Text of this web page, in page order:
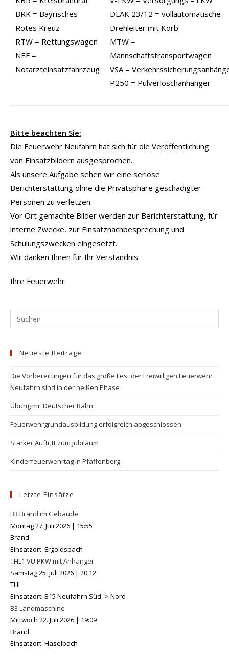
BRK = Bayrisches
Rotes Kreuz
RTW = Rettungswagen
NEF =
Notarzteinsatzfahrzeug
DLAK 23/12 = vollautomatische
Drehleiter mit Korb
MTW =
Mannschaftstransportwagen
VSA =
P250 = Pulverlöschanhänger
Bitte beachten Sie:
Die Feuerwehr Neufahrn hat sich für die Veröffentlichung
von Einsatzbildern ausgesprochen.
Als unsere Aufgabe sehen wir eine seriöse
Berichterstattung ohne die Privatsphäre geschädigter
Personen zu verletzen.
Vor Ort gemachte Bilder werden zur Berichterstattung, für
interne Zwecke, zur Einsatznachbesprechung und
Schulungszwecken eingesetzt.
Wir danken Ihnen für Ihr Verständnis.
Ihre Feuerwehr
Neueste Beiträge
Die Vorbereitungen für das große Fest der Freiwilligen Feuerwehr
Neufahrn sind in der heißen Phase
Übung mit Deutscher Bahn
Feuerwehrgrundausbildung erfolgreich abgeschlossen
Starker Auftritt zum Jubiläum
Kinderfeuerwehrtag in Pfaffenberg
Letzte Einsätze
B3 Brand im Gebäude
Montag 27. Juli 2026 | 15:55
Brand
Einsatzort: Ergoldsbach
THL1 VU PKW mit Anhänger
Samstag 25. Juli 2026 | 20:12
THL
Einsatzort: B15 Neufahrn Süd -> Nord
B3 Landmaschine
Mittwoch 22. Juli 2026 | 19:09
Brand
Einsatzort: Haselbach